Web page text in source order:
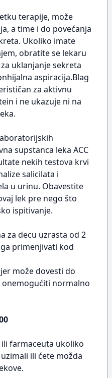
terapije, može
a time i do povećanja
Ukoliko imate
obratite se lekaru
uklanjanje sekreta
aspiracija.Blag
za aktivnu
i ne ukazuje ni na
supstanca leka ACC
nekih testova krvi
salicilata i
u urinu. Obavestite
lek pre nego što
ispitivanje.
za decu uzrasta od 2
primenjivati kod
može dovesti do
normalno
farmaceuta ukoliko
ili ćete možda